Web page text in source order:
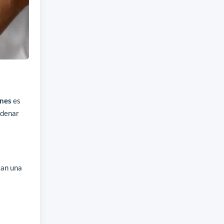
es
una